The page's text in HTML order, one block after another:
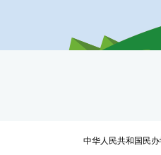
中华人民共和国民办